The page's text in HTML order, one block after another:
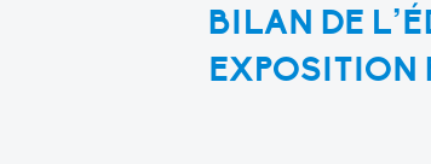
BILAN DE
EXPOSITION